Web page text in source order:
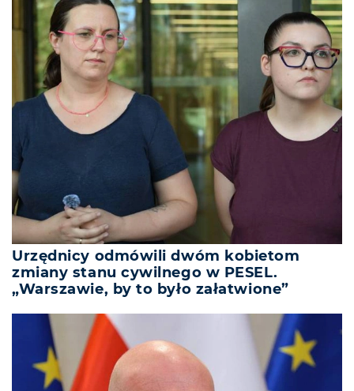
Urzędnicy odmówili dwóm kobietom
zmiany stanu cywilnego w PESEL.
„Warszawie, by to było załatwione”